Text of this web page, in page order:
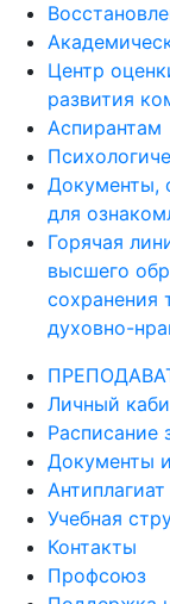
Центр
развития
Аспирантам
Документы,
для
Горячая
высшего
сохранения
духовно-
Личный
Расписание
Документы
Антиплагиат
Учебная
Контакты
Профсоюз